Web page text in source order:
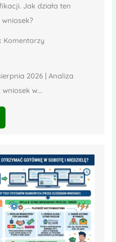
Jak działa ten
Komentarzy
2026 | Analiza
w...